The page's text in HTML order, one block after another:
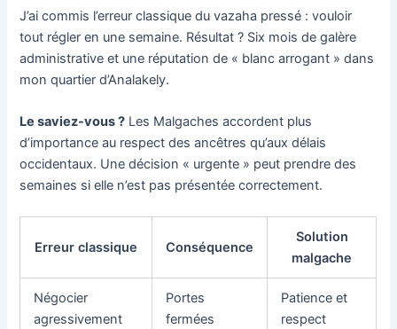
J’ai commis l’erreur classique du vazaha pressé : vouloir
tout régler en une semaine. Résultat ? Six mois de galère
administrative et une réputation de « blanc arrogant » dans
mon quartier d’Analakely.
Le saviez-vous ? Les Malgaches accordent plus
d’importance au respect des ancêtres qu’aux délais
occidentaux. Une décision « urgente » peut prendre des
semaines si elle n’est pas présentée correctement.
Erreur classique Conséquence
Solution
malgache
Négocier
agressivement
Portes
fermées
Patience et
respect